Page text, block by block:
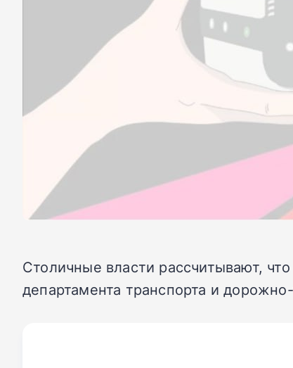
Столичные власти рассчитывают,
департамента транспорта и